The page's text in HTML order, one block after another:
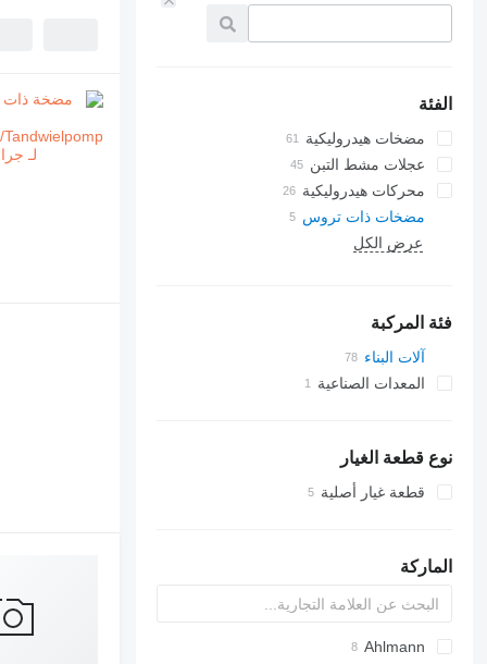
الفئة
مضخات هيدروليكية
عجلات مشط التبن
محركات هيدروليكية
مضخات ذات تروس
عرض الكل
فئة المركبة
آلات البناء
الحفارات
شاحنات رافعة
بلدوزرات
لوادر البناء
جرافات ذات عجلات
معدات خاصة أخرى
المعدات الصناعية
نوع قطعة الغيار
قطعة غيار أصلية
الماركة
Ahlmann